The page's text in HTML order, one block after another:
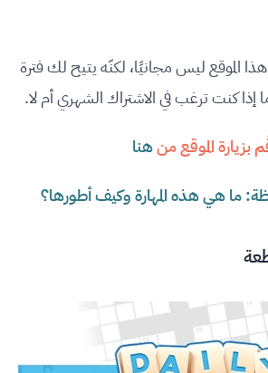
الموقع ليس مجانيًا، لكنّه يتيح لك فترة
إذا كنت ترغب في الاشتراك الشهري أم لا.
بزيارة الموقع منهنا
ما هي هذه المهارة وكيف أطورها؟